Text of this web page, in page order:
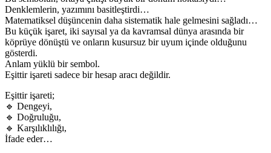
Denklemlerin, yazımını basitleştirdi…
Matematiksel düşüncenin daha sistematik hale gelmesini sağladı…
Bu küçük işaret, iki sayısal ya da kavramsal dünya arasında bir
köprüye dönüştü ve onların kusursuz bir uyum içinde olduğunu
gösterdi.
Anlam yüklü bir sembol.
Eşittir işareti sadece bir hesap aracı değildir.
Eşittir işareti;
🔹 Dengeyi,
🔹 Doğruluğu,
🔹 Karşılıklılığı,
İfade eder…